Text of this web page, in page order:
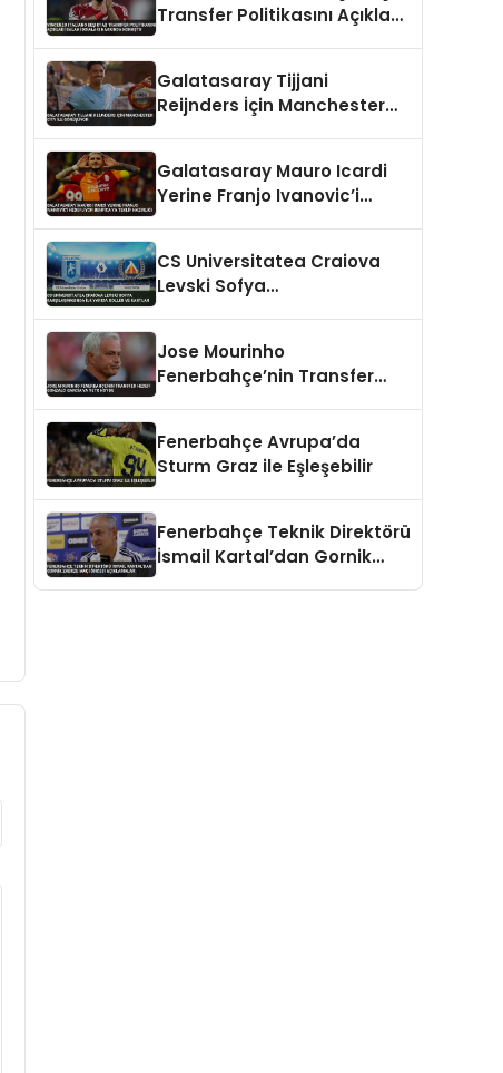
Transfer Politikasını Açıkladı
Galatasaray Tijjani
Reijnders İçin Manchester
Galatasaray Mauro Icardi
Yerine Franjo Ivanovic’i
CS Universitatea Craiova
Levski Sofya
Jose Mourinho
Fenerbahçe’nin Transfer
Fenerbahçe Avrupa’da
Sturm Graz ile Eşleşebilir
Fenerbahçe Teknik Direktörü
İsmail Kartal’dan Gornik